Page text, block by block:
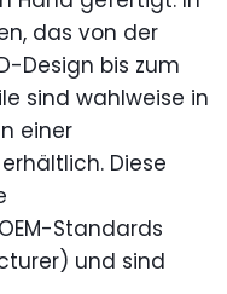
das von der
Design bis zum
sind wahlweise in
einer
Diese
Standards
und sind